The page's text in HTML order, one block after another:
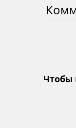
Чтобы